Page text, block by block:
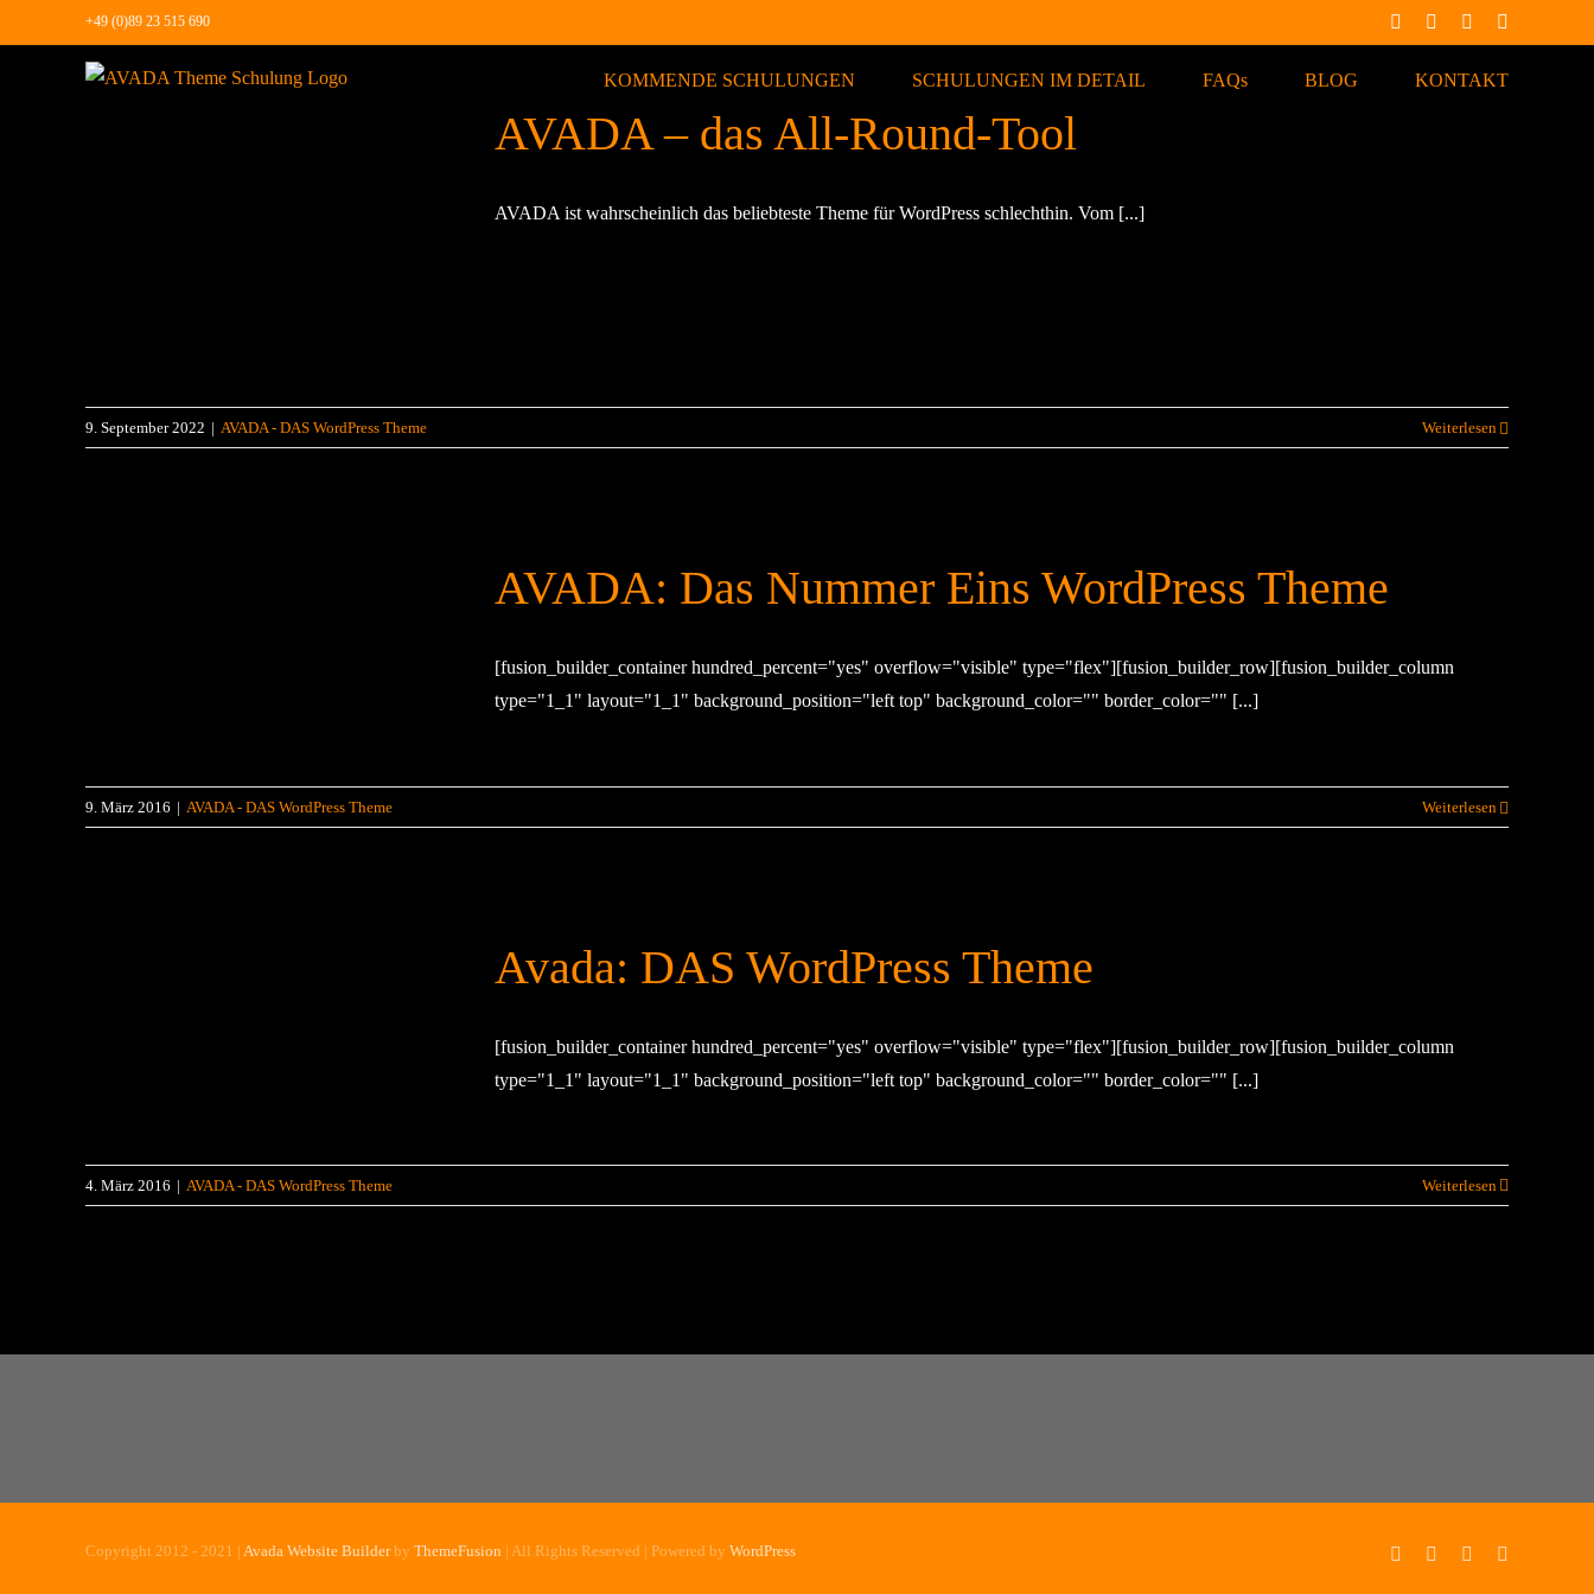
Inhalt
+49 (0)89 23 515 690 Facebook Instagram
KOMMENDE SCHULUNGEN SCHULUNGEN IM DETAIL FAQs BLOG KONTAKT
AVADA – das All-Round-Tool
AVADA ist wahrscheinlich das beliebteste Theme für WordPress schlechthin. Vom [...]
9. September 2022 | AVADA - DAS WordPress Theme Weiterlesen
AVADA: Das Nummer Eins WordPress Theme
[fusion_builder_container hundred_percent="yes" overflow="visible" type="flex"][fusion_builder_row][fusion_builder_column
type="1_1" layout="1_1" background_position="left top" background_color="" border_color="" [...]
9. März 2016 | AVADA - DAS WordPress Theme Weiterlesen
Avada: DAS WordPress Theme
[fusion_builder_container hundred_percent="yes" overflow="visible" type="flex"][fusion_builder_row][fusion_builder_column
type="1_1" layout="1_1" background_position="left top" background_color="" border_color="" [...]
4. März 2016 | AVADA - DAS WordPress Theme Weiterlesen
Copyright 2012 - 2021 | Avada Website Builderby ThemeFusion | All Rights Reserved | Powered by WordPress Facebook Instagram